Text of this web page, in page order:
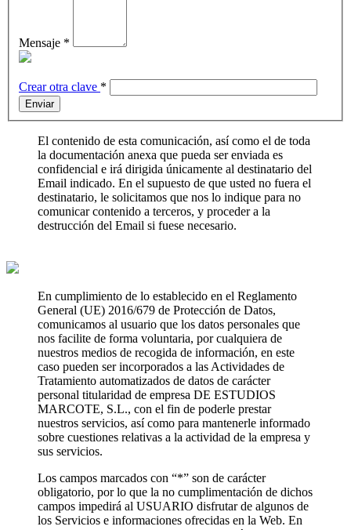
Mensaje *
Crear otra clave *
Enviar
El contenido de esta comunicación, así como el de toda
la documentación anexa que pueda ser enviada es
confidencial e irá dirigida únicamente al destinatario del
Email indicado. En el supuesto de que usted no fuera el
destinatario, le solicitamos que nos lo indique para no
comunicar contenido a terceros, y proceder a la
destrucción del Email si fuese necesario.
En cumplimiento de lo establecido en el Reglamento
General (UE) 2016/679 de Protección de Datos,
comunicamos al usuario que los datos personales que
nos facilite de forma voluntaria, por cualquiera de
nuestros medios de recogida de información, en este
caso pueden ser incorporados a las Actividades de
Tratamiento automatizados de datos de carácter
personal titularidad de empresa DE ESTUDIOS
MARCOTE, S.L., con el fin de poderle prestar
nuestros servicios, así como para mantenerle informado
sobre cuestiones relativas a la actividad de la empresa y
sus servicios.
Los campos marcados con “*” son de carácter
obligatorio, por lo que la no cumplimentación de dichos
campos impedirá al USUARIO disfrutar de algunos de
los Servicios e informaciones ofrecidas en la Web. En